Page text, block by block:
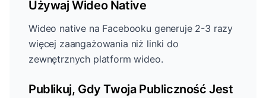
Używaj Wideo Native
Wideo native na Facebooku generuje 2-3 razy
więcej zaangażowania niż linki do
zewnętrznych platform wideo.
Publikuj, Gdy Twoja Publiczność Jest